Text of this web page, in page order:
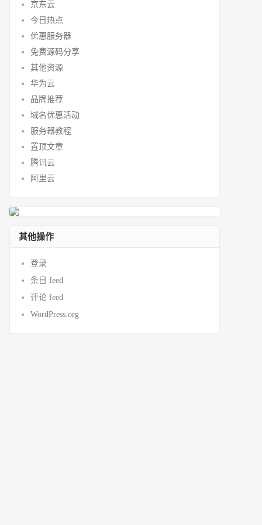
京东云
今日热点
优惠服务器
免费源码分享
其他资源
华为云
品牌推荐
域名优惠活动
服务器教程
置顶文章
腾讯云
阿里云
其他操作
登录
条目 feed
评论 feed
WordPress.org